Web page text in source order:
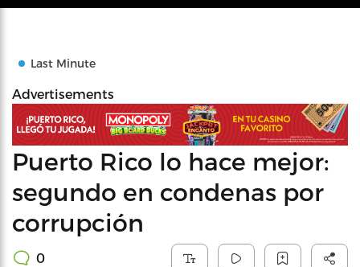
Last Minute
Advertisements
Puerto Rico lo hace mejor:
segundo en condenas por
corrupción
0